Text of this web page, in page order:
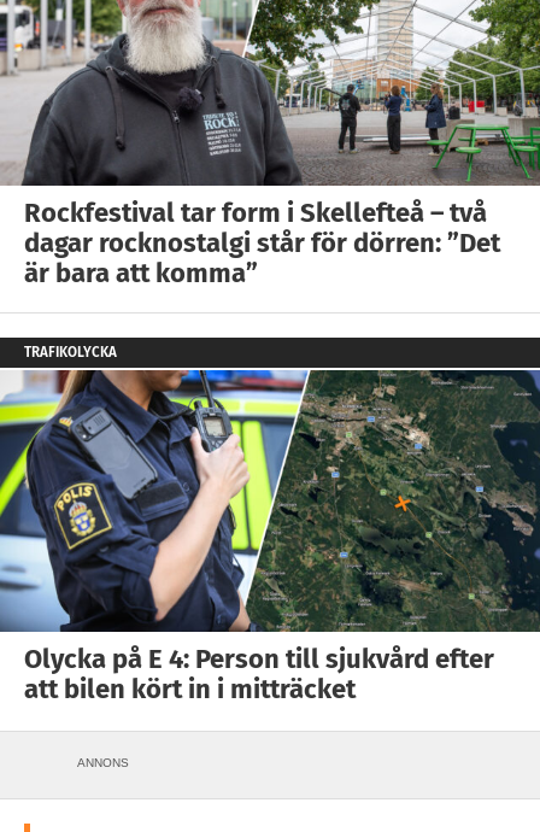
Rockfestival tar form i Skellefteå – två
dagar rocknostalgi står för dörren: ”Det
är bara att komma”
TRAFIKOLYCKA
Olycka på E 4: Person till sjukvård efter
att bilen kört in i mitträcket
ANNONS